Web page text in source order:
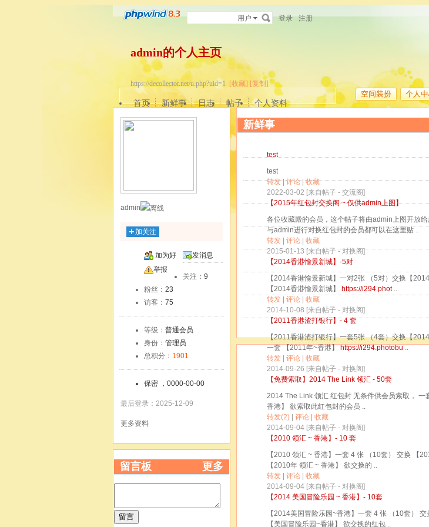
用户 登录 注册
admin的个人主页
https://decollector.net/u.php?uid=1 [收藏] [复制]
空间装扮 个人
首页 新鲜事 日志 帖子 个人资料
admin
加关注
加为好
友
发消息
举报
关注： 9
粉丝： 23
访客： 75
等级： 普通会员
身份： 管理员
总积分： 1901
保密 ，0000-00-00
最后登录：2025-12-09
更多资料
更多
留言板
留言
新鲜事
test
test
转发|评论|收藏
2022-03-02 [来自帖子 - 交流阁]
【2015年红包封交换阁 ~ 仅供admin上图】
各位收藏殿的会员，这个帖子将由admin上图开放
与admin进行对换红包封的会员都可以在这里贴 ..
转发 | 评论 | 收藏
2015-01-13 [来自帖子 -对换阁]
【2014香港愉景新城】-5对
【2014香港愉景新城】一对2张 （5对）交换【
【2014香港愉景新城】 https://i294.phot..
转发 | 评论 | 收藏
2014-10-08 [来自帖子 - 对换阁]
【2011香港渣打银行】- 4 套
【2011香港渣打银行】一套5张 （4套）交换【
一套 【2011年~香港】https://i294.photobu..
转发 | 评论 | 收藏
2014-09-26 [来自帖子 - 对换阁]
【免费索取】2014 The Link 领汇 - 50套
2014 The Link 领汇 红包封 无条件供会员索取，
香港】 欲索取此红包封的会员 ..
转发(2) | 评论 | 收藏
2014-09-04 [来自帖子 - 对换阁]
【2010 领汇 ~ 香港】- 10 套
【2010 领汇 ~ 香港】一套 4 张 （10套） 交换 【
【2010年 领汇 ~ 香港】 欲交换的 ..
转发 | 评论 | 收藏
2014-09-04 [来自帖子 - 对换阁]
【2014 美国冒险乐园 ~ 香港】- 10套
【2014美国冒险乐园~香港】一套 4 张 （10套）
【美国冒险乐园~香港】 欲交换的红包 ..